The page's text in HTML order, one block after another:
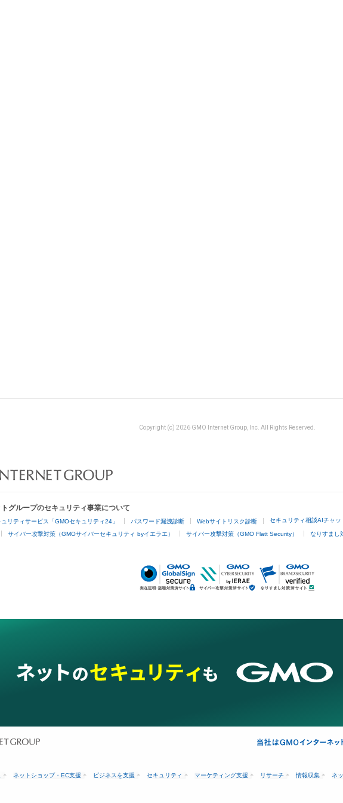
Copyright (c) 2026 GMO Internet Group, Inc. All Rights Reserved.
グループのセキュリティ事業について
リティサービス「GMOセキュリティ24」 パスワード漏洩診断 Webサイトリスク診断 セキュリティ相談AIチャッ
サイバー攻撃対策（GMOサイバーセキュリティ byイエラエ） サイバー攻撃対策（GMO Flatt Security） なりすまし
ネットショップ・EC支援 ビジネスを支援 セキュリティ マーケティング支援 リサーチ 情報収集 ネ